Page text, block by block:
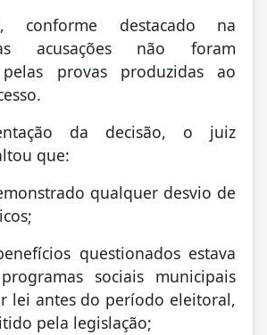
conforme destacado na
acusações não foram
pelas provas produzidas ao
da decisão, o juiz
que:
qualquer desvio de
questionados estava
sociais municipais
lei antes do período eleitoral,
pela legislação;